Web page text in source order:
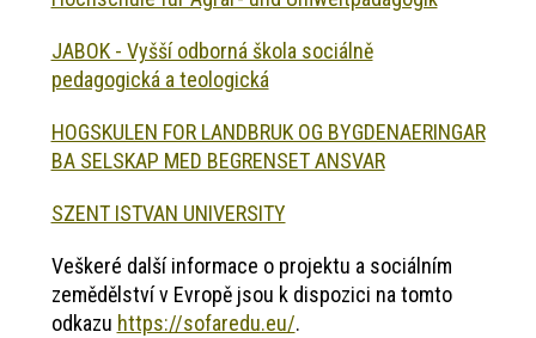
JABOK - Vyšší odborná škola sociálně
pedagogická a teologická
HOGSKULEN FOR LANDBRUK OG BYGDENAERINGAR
BA SELSKAP MED BEGRENSET ANSVAR
SZENT ISTVAN UNIVERSITY
Veškeré další informace o projektu a sociálním
zemědělství v Evropě jsou k dispozici na tomto
odkazu https://sofaredu.eu/.